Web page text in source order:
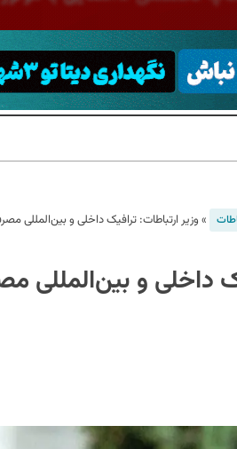
» وزیر ارتباطات: ترافیک داخلی و بین‌المللی
داخلی و بین‌المللی